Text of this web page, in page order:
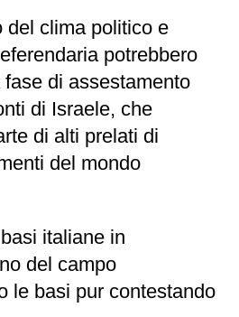
del clima politico e
potrebbero
di assestamento
di Israele, che
di alti prelati di
del mondo
italiane in
del campo
le basi pur contestando